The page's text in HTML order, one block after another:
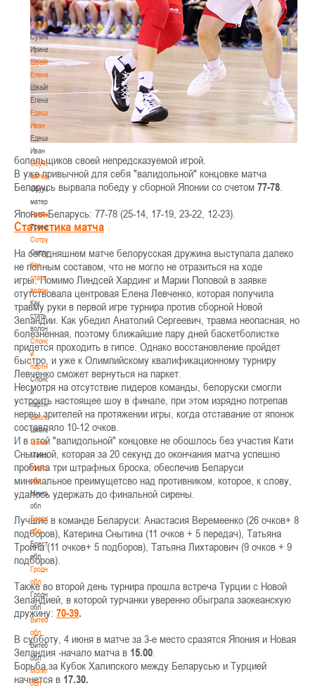
Сумникова
Ирина
Сумникова
Ирина
Швайбович
Елена
Швайбович
Елена
Едешко
Иван
Едешко
Иван
Обучающие
материалы
Обучающие
материалы
Тренерам
Тренерам
Сотрудничество
Сотрудничество
Как
стать
волонтером
Как
стать
волонтером
Спонсоры
и
партнеры
Спонсоры
и
партнеры
Школы
Школы
Минск
Минск
Минская
обл
Минская
обл
Брестская
обл
Брестская
обл
Гродненская
обл
Гродненская
обл
Витебская
обл
Витебская
обл
Могилевская
обл
болельщиков своей непредсказуемой игрой.
В уже привычной для себя "валидольной" концовке матча
Беларусь вырвала победу у сборной Японии со счетом 77-78
Япония-Беларусь: 77-78 (25-14, 17-19, 23-22, 12-23).
Статистика матча
На сегодняшнем матче белорусская дружина выступала далеко
не полным составом, что не могло не отразиться на ходе
игры. Помимо Линдсей Хардинг и Марии Поповой в заявке
отутствовала центровая Елена Левченко, которая получила
травму руки в первой игре турнира против сборной Новой
Зеландии. Как убедил Анатолий Сергеевич, травма неопасная, но
болезненная, поэтому ближайшие пару дней баскетболистке
придется проходить в гипсе. Однако восстановление пройдет
быстро, и уже к Олимпийскому квалификационному турниру
Левченко сможет вернуться на паркет.
Несмотря на отсутствие лидеров команды, белоруски смогли
устроить настоящее шоу в финале, при этом изрядно потрепав
нервы зрителей на протяжении игры, когда отставание от японок
составляло 10-12 очков.
И в этой "валидольной" концовке не обошлось без участия Кати
Снытиной, которая за 20 секунд до окончания матча успешно
пробила три штрафных броска, обеспечив Беларуси
минимальное преимущетсво над противником, которое, к слову,
удалось удержать до финальной сирены.
Лучшие в команде Беларуси: Анастасия Веремеенко (26 очков+ 8
подборов), Катерина Снытина (11 очков + 5 передач), Татьяна
Троина (11 очков+ 5 подборов), Татьяна Лихтарович (9 очков + 9
подборов).
Также во второй день турнира прошла встреча Турции с Новой
Зеландией, в которой турчанки уверенно обыграла заокеанскую
дружину: 70-39
В субботу, 4 июня в матче за 3-е место сразятся Япония и Новая
Зеландия -начало матча в 15.00
Борьба за Кубок Халипского между Беларусью и Турцией
начнется в 17.30.